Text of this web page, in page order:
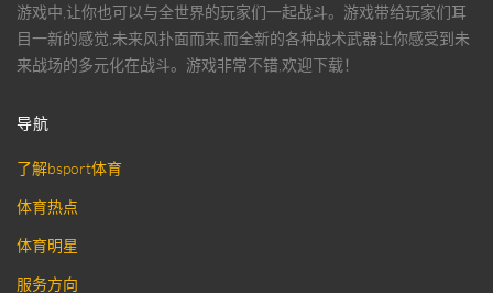
游戏中,让你也可以与全世界的玩家们一起战斗。游戏带给玩家们耳
目一新的感觉,未来风扑面而来,而全新的各种战术武器让你感受到未
来战场的多元化在战斗。游戏非常不错,欢迎下载！
导航
了解bsport体育
体育热点
体育明星
服务方向